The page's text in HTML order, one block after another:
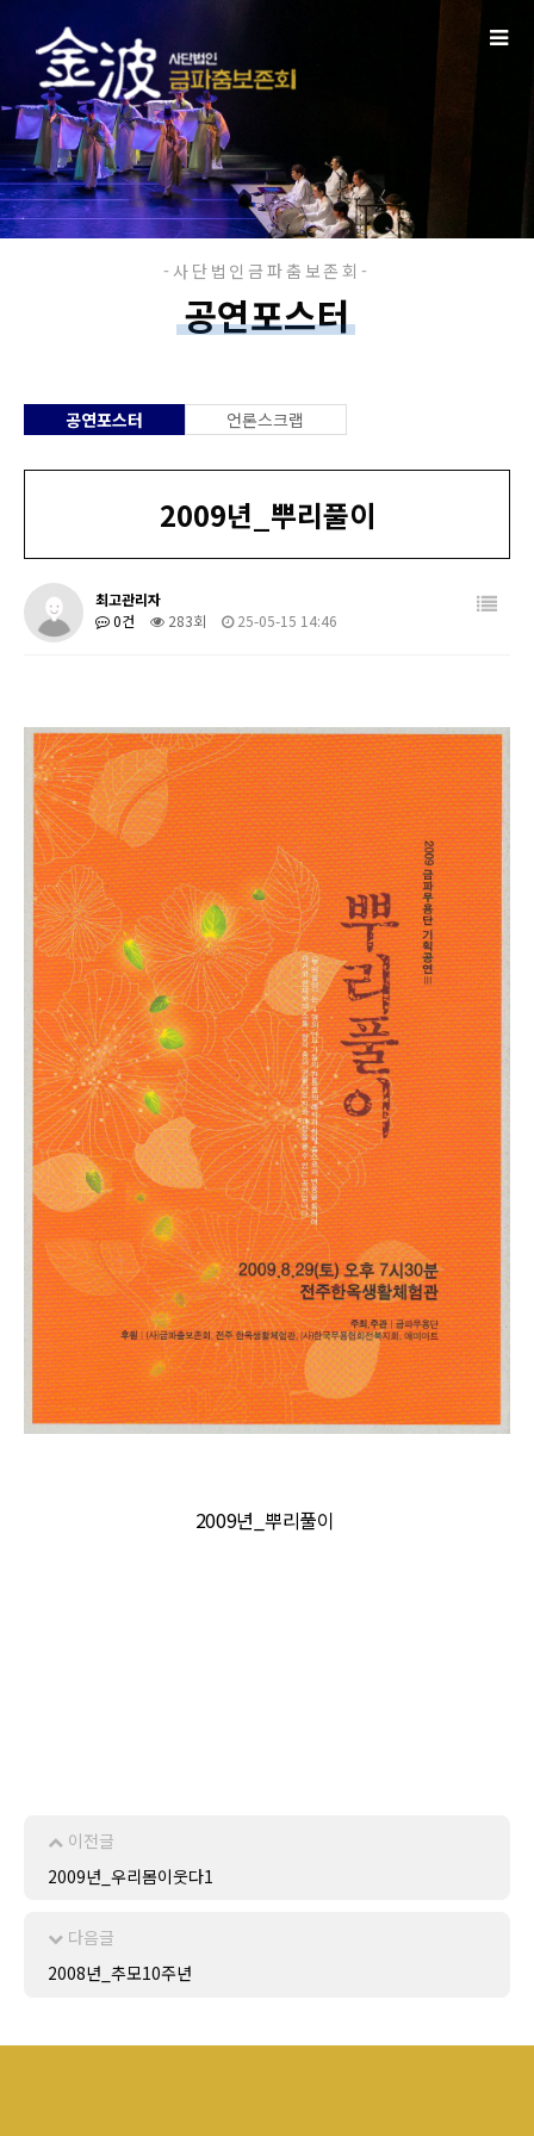
공연포스터
공연포스터 언론스크랩
2009년_뿌리풀이
최고관리자
0건
283회 25-05-15 14:46
2009년_뿌리풀이
이전글
2009년_우리몸이웃다1
다음글
2008년_추모10주년